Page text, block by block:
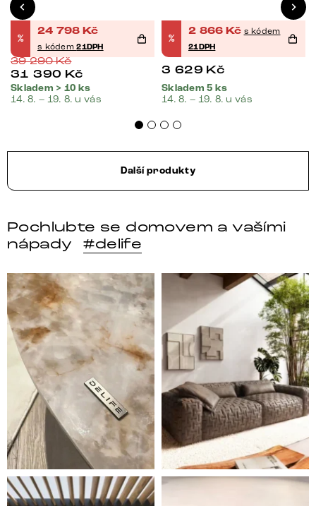
%
24 798 Kč
s kódem21DPH
39 290Kč
31 390 Kč
Skladem > 10 ks
14. 8. – 19. 8. u vás
%
2 866 Kč s kódem
21DPH
3 629 Kč
Skladem 5 ks
14. 8. – 19. 8. u vás
Další produkty
Pochlubte se domovem a vašími
nápady
#delife
DELIFE – Nábytek, který promění dům v domov. Domo
Místo, kam se budeš těšit
Styl, odolnost a společné chvíle pod širým nebem.
Ne každá pohovka je jen